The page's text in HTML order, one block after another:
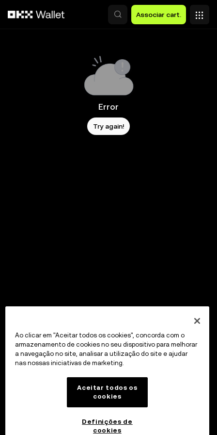
Associar cart.
Error
Try again!
Ao clicar em "Aceitar todos os cookies", concorda com o
armazenamento de cookies no seu dispositivo para melhorar
a navegação no site, analisar a utilização do site e ajudar
nas nossas iniciativas de marketing.
Aceitar todos os
cookies
Definições de
cookies